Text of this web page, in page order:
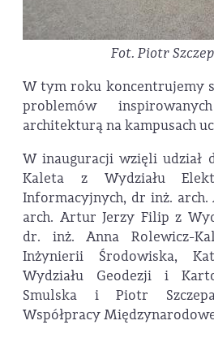
Fot. Piotr
W tym roku koncentrujemy
problemów
architekturą na kampusach
W inauguracji wzięli udział
Kaleta z Wydziału
Informacyjnych, dr inż. arch.
arch. Artur Jerzy Filip z
dr. inż. Anna Rolewicz-
Inżynierii Środowiska,
Wydziału Geodezji i
Smulska i Piotr
Współpracy